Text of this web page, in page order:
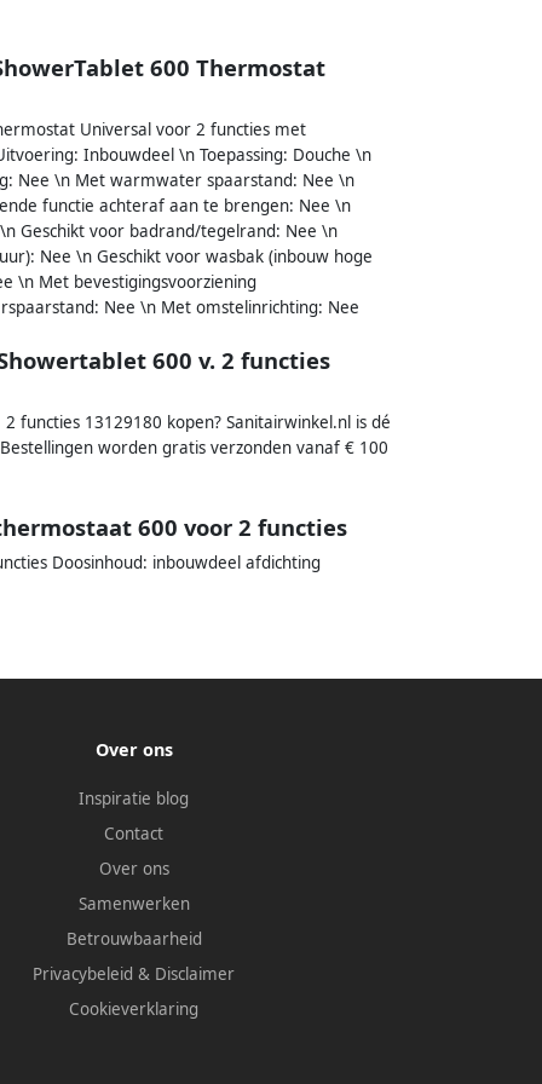
600 Thermostat
Universal voor 2 functies met
Inbouwdeel \n Toepassing: Douche \n
Nee \n Met warmwater spaarstand: Nee \n
functie achteraf aan te brengen: Nee \n
Geschikt voor badrand/tegelrand: Nee \n
Nee \n Geschikt voor wasbak (inbouw hoge
\n Met bevestigingsvoorziening
Nee \n Met omstelinrichting: Nee
600 v. 2 functies
functies 13129180 kopen? Sanitairwinkel.nl is dé
worden gratis verzonden vanaf € 100
600 voor 2 functies
Doosinhoud: inbouwdeel afdichting
Over ons
Inspiratie blog
Contact
Over ons
Samenwerken
Betrouwbaarheid
Privacybeleid & Disclaimer
Cookieverklaring